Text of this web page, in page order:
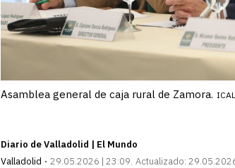
Asamblea general de caja rural de Zamora. ICAL
Diario de Valladolid | El Mundo
Valladolid
29.05.2026 | 23:09 Actualizado: